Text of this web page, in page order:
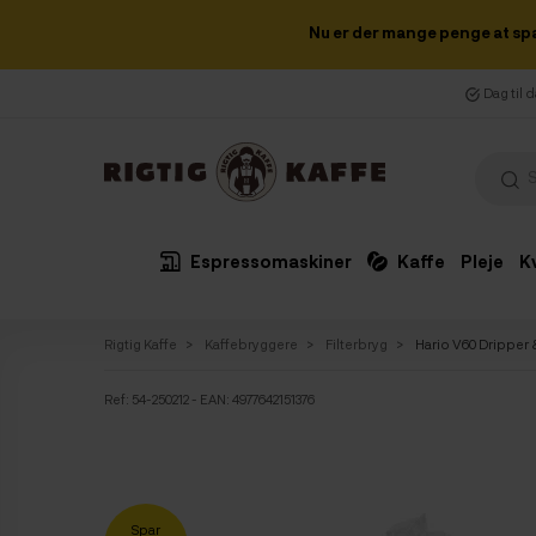
Nu er der mange penge at
Dag til
Espressomaskiner Kaffe Pleje
Rigtig Kaffe Kaffebryggere Filterbryg Hario V60 Dripper
Ref: 54-250212 - EAN: 4977642151376
Spar